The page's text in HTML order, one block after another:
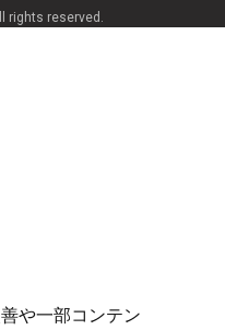
や一部コンテン
rights reserved.